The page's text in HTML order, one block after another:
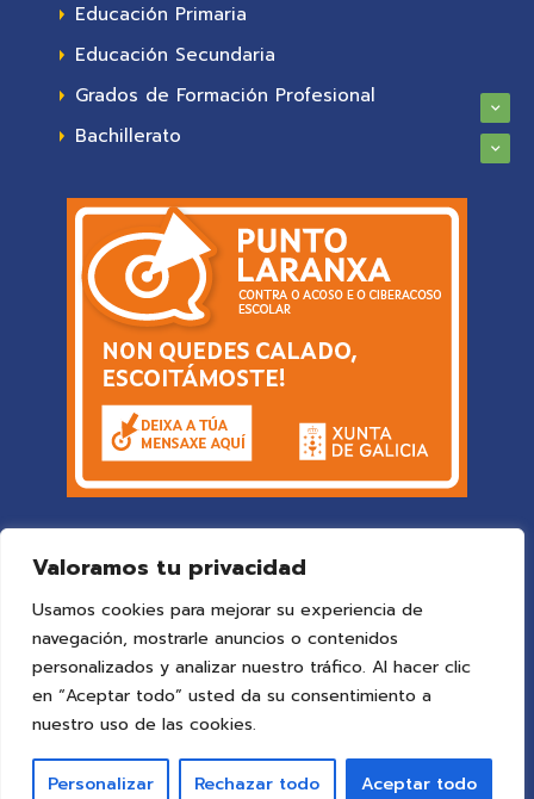
Valoramos tu privacidad
Usamos cookies para mejorar su experiencia de
navegación, mostrarle anuncios o contenidos
personalizados y analizar nuestro tráfico. Al hacer clic
en “Aceptar todo” usted da su consentimiento a
nuestro uso de las cookies.
Personalizar Rechazar todo Aceptar todo
Educación Primaria
Educación Secundaria
Grados de Formación Profesional
Bachillerato
© 2025 Colegio Vigoby ideaspropias publicidad&web
Todos los derechos reservados.
Aviso Legal